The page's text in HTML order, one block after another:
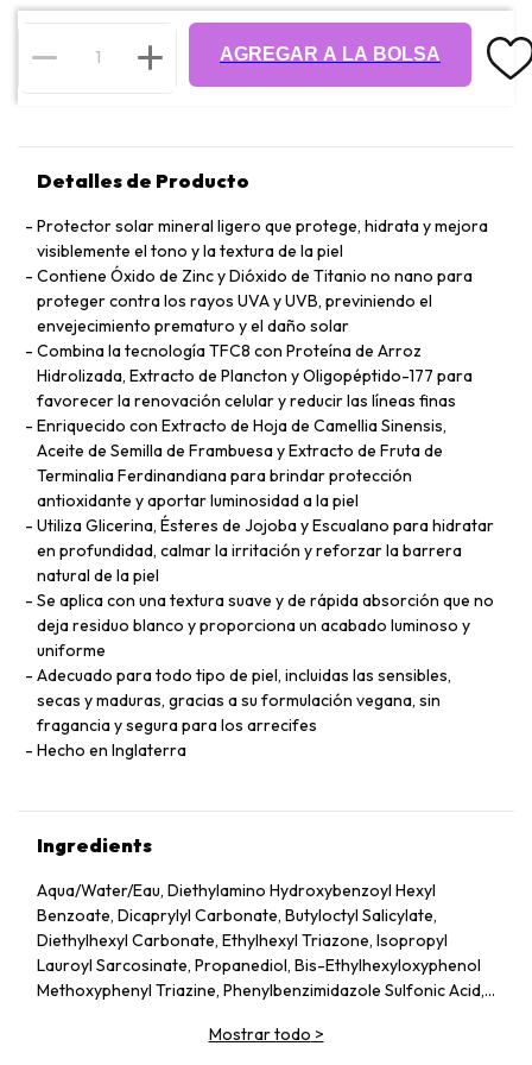
AGREGAR A LA BOLSA
Detalles de Producto
Protector solar mineral ligero que protege, hidrata y mejora
visiblemente el tono y la textura de la piel
Contiene Óxido de Zinc y Dióxido de Titanio no nano para
proteger contra los rayos UVA y UVB, previniendo el
envejecimiento prematuro y el daño solar
Combina la tecnología TFC8 con Proteína de Arroz
Hidrolizada, Extracto de Plancton y Oligopéptido-177 para
favorecer la renovación celular y reducir las líneas finas
Enriquecido con Extracto de Hoja de Camellia Sinensis,
Aceite de Semilla de Frambuesa y Extracto de Fruta de
Terminalia Ferdinandiana para brindar protección
antioxidante y aportar luminosidad a la piel
Utiliza Glicerina, Ésteres de Jojoba y Escualano para hidratar
en profundidad, calmar la irritación y reforzar la barrera
natural de la piel
Se aplica con una textura suave y de rápida absorción que no
deja residuo blanco y proporciona un acabado luminoso y
uniforme
Adecuado para todo tipo de piel, incluidas las sensibles,
secas y maduras, gracias a su formulación vegana, sin
fragancia y segura para los arrecifes
Hecho en Inglaterra
Ingredients
Aqua/Water/Eau, Diethylamino Hydroxybenzoyl Hexyl
Benzoate, Dicaprylyl Carbonate, Butyloctyl Salicylate,
Diethylhexyl Carbonate, Ethylhexyl Triazone, Isopropyl
Lauroyl Sarcosinate, Propanediol, Bis-Ethylhexyloxyphenol
Methoxyphenyl Triazine, Phenylbenzimidazole Sulfonic Acid,
Idaeus (Raspberry) Seed Oil, Glycerin, Glyceryl Stearate,
Mostrar todo >